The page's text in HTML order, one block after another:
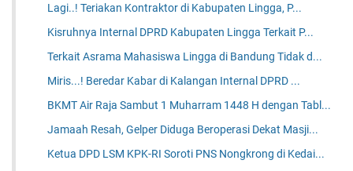
Lagi..! Teriakan Kontraktor di Kabupaten Lingga, P...
Kisruhnya Internal DPRD Kabupaten Lingga Terkait P...
Terkait Asrama Mahasiswa Lingga di Bandung Tidak d...
Miris...! Beredar Kabar di Kalangan Internal DPRD ...
BKMT Air Raja Sambut 1 Muharram 1448 H dengan Tabl...
Jamaah Resah, Gelper Diduga Beroperasi Dekat Masji...
Ketua DPD LSM KPK-RI Soroti PNS Nongkrong di Kedai...